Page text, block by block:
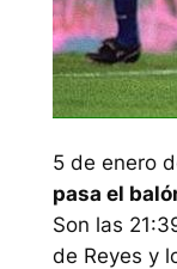
5 de enero
pasa el
Son las
de Reyes y